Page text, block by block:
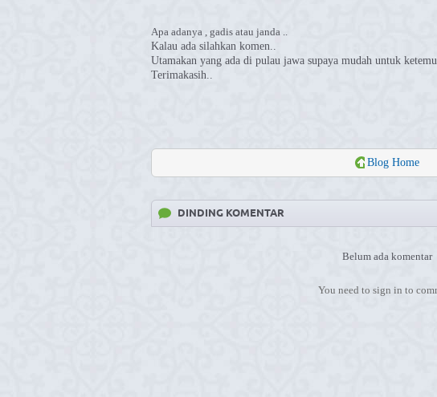
Apa adanya , gadis atau janda ..
Kalau ada silahkan komen..
Utamakan yang ada di pulau jawa supaya mudah untuk
Terimakasih..
Blog Home
DINDING KOMENTAR
Belum ada komentar
You need to sign in to